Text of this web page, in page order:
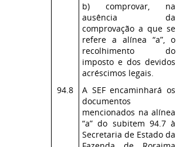
b) comprovar, na
ausência da
comprovação a que se
refere a alínea “a”, o
recolhimento do
imposto e dos devidos
acréscimos legais.
94.8
A SEF encaminhará os
documentos
mencionados na alínea
“a” do subitem 94.7 à
Secretaria de Estado da